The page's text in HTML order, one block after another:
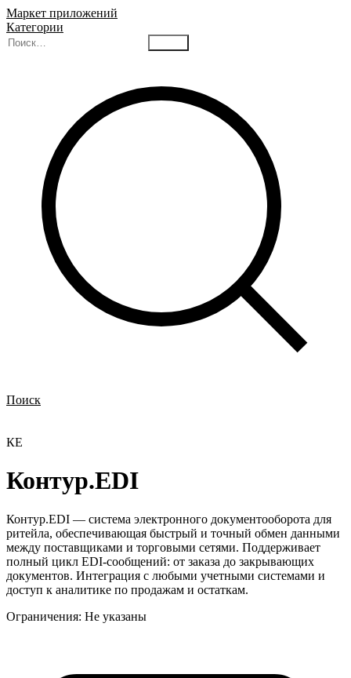
Маркет приложений
Категории
Поиск
КE
Контур.EDI
Контур.EDI — система электронного документооборота для
ритейла, обеспечивающая быстрый и точный обмен данными
между поставщиками и торговыми сетями. Поддерживает
полный цикл EDI-сообщений: от заказа до закрывающих
документов. Интеграция с любыми учетными системами и
доступ к аналитике по продажам и остаткам.
Ограничения: Не указаны